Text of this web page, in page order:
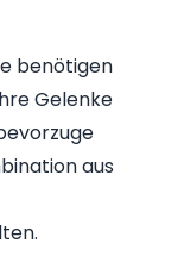
benötigen
Gelenke
aus